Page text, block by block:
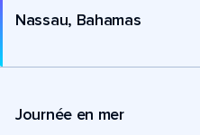
Nassau, Bahamas
Journée en mer